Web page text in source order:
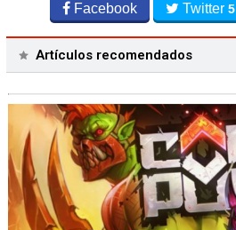
Facebook Twitter5
Artículos recomendados